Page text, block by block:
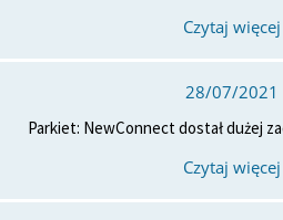
Czytaj więcej
28/07/2021
Parkiet: NewConnect dostał dużej
Czytaj więcej